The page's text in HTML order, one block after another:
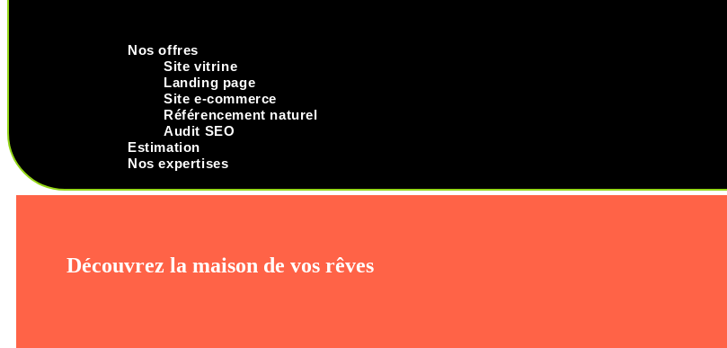
Nos offres
Site vitrine
Landing page
Site e-commerce
Référencement naturel
Audit SEO
Estimation
Nos expertises
Découvrez la maison de vos rêves